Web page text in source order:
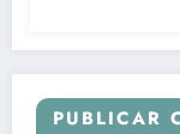
PUBLICAR